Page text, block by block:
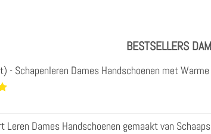
BESTSELLERS
- Schapenleren Dames Handschoenen met
Leren Dames Handschoenen gemaakt van